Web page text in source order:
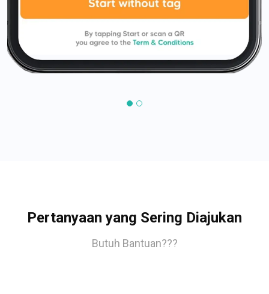
Pertanyaan yang Sering Diajukan
Butuh Bantuan???